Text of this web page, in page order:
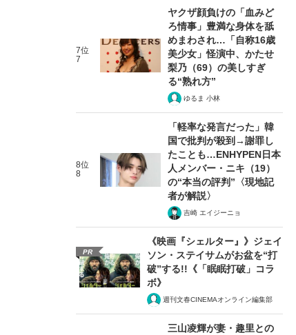
7位
7
ヤクザ顔負けの「血みど
ろ情事」豊満な身体を舐
めまわされ…「自称16歳
美少女」怪演中、かたせ
梨乃（69）の美しすぎ
る“熟れ方”
ゆるま 小林
8位
8
「軽率な発言だった」韓
国で批判が殺到→謝罪し
たことも…ENHYPEN日本
人メンバー・ニキ（19）
の“本当の評判”〈現地記
者が解説〉
吉崎 エイジーニョ
PR
《映画『シェルター』》ジェイ
ソン・ステイサムがお盆を“打
破”する!!《「眠眠打破」コラ
ボ》
週刊文春CINEMAオンライン編集部
三山凌輝が妻・趣里との